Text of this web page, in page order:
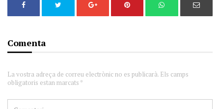
Comenta
La vostra adreça de correu electrònic no es publicarà. Els camps
obligatoris estan marcats *